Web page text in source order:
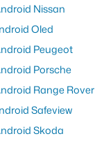
Nissan
Oled
Peugeot
Porsche
Range Rover
Safeview
Skoda